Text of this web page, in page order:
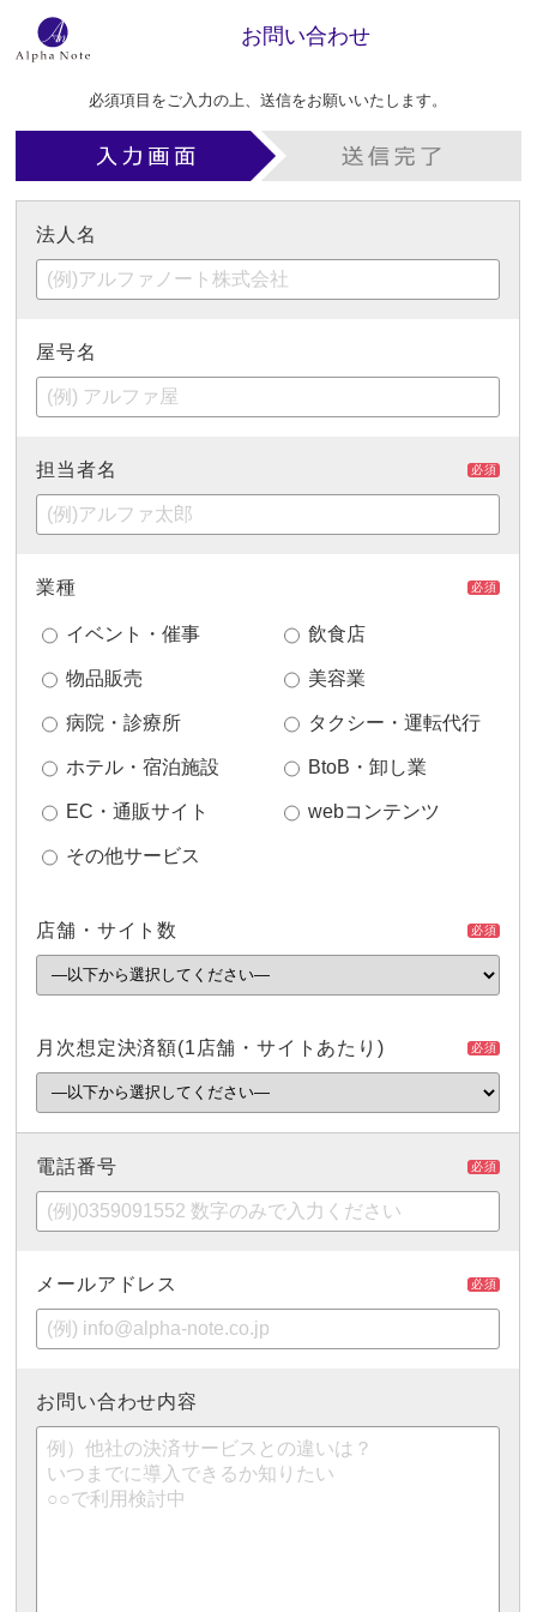
お問い合わせ
必須項目をご入力の上、送信をお願いいたします。
法人名
屋号名
担当者名 必須
業種 必須
イベント・催事 飲食店
物品販売 美容業
病院・診療所 タクシー・運転代行
ホテル・宿泊施設 BtoB・卸し業
EC・通販サイト webコンテンツ
その他サービス
店舗・サイト数 必須
月次想定決済額(1店舗・サイトあたり) 必須
電話番号 必須
メールアドレス 必須
お問い合わせ内容